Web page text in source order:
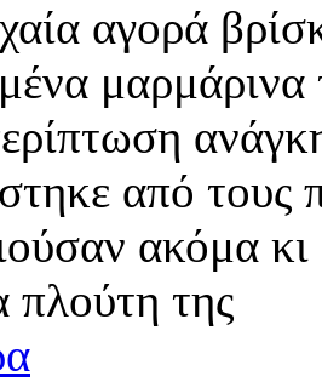
αγορά
από τους
ακόμα
πλούτη της